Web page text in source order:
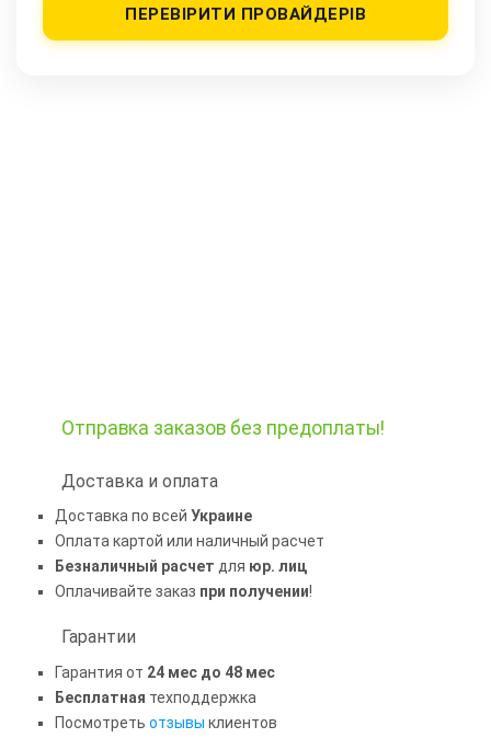
ПЕРЕВІРИТИ ПРОВАЙДЕРІВ
Отправка заказов без предоплаты!
Доставка и оплата
Доставка по всей Украине
Оплата картой или наличный расчет
Безналичный расчет для юр. лиц
Оплачивайте заказ при получении!
Гарантии
Гарантия от 24 мес до 48 мес
Бесплатная техподдержка
Посмотреть отзывы клиентов